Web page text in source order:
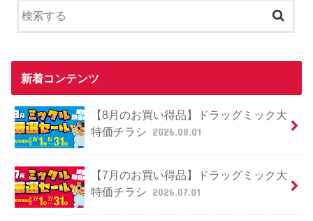
新着コンテンツ
【8月のお買い得品】ドラッグミック大
特価チラシ 2026.08.01
【7月のお買い得品】ドラッグミック大
特価チラシ 2026.07.01